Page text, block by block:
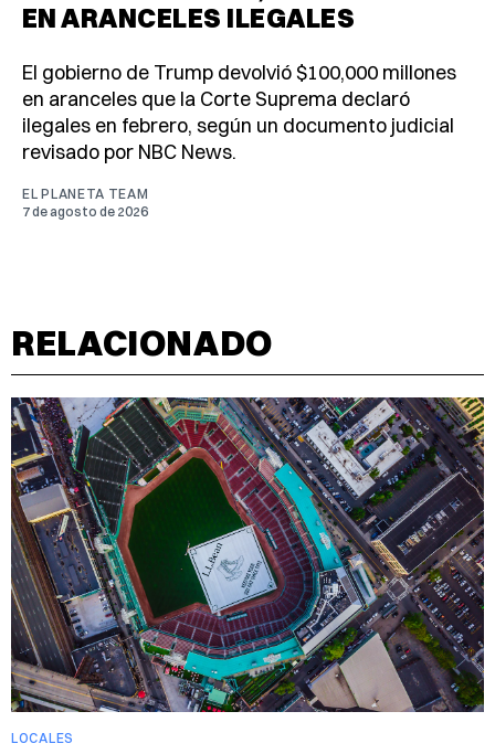
EN ARANCELES ILEGALES
El gobierno de Trump devolvió $100,000 millones
en aranceles que la Corte Suprema declaró
ilegales en febrero, según un documento judicial
revisado por NBC News.
EL PLANETA TEAM
7 de agosto de 2026
RELACIONADO
LOCALES